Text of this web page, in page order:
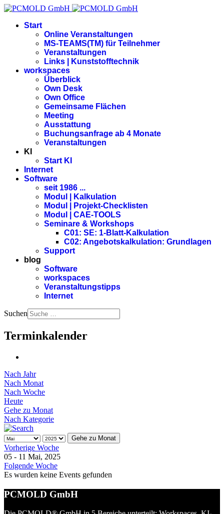
Start
Online Veranstaltungen
MS-TEAMS(TM) für Teilnehmer
Veranstaltungen
Links | Kunststofftechnik
workspaces
Überblick
Own Desk
Own Office
Gemeinsame Flächen
Meeting
Ausstattung
Buchungsanfrage ab 4 Monate
Veranstaltungen
KI
Start KI
Internet
Software
seit 1986 ...
Modul | Kalkulation
Modul | Projekt-Checklisten
Modul | CAE-TOOLS
Seminare & Workshops
C01: SE: 1-Blatt-Kalkulation
C02: Angebotskalkulation: Grundlagen
Support
blog
Software
workspaces
Veranstaltungstipps
Internet
Suchen
Terminkalender
Nach Jahr
Nach Monat
Nach Woche
Heute
Gehe zu Monat
Nach Kategorie
Gehe zu Monat
Vorherige Woche
05 - 11 Mai, 2025
Folgende Woche
Es wurden keine Events gefunden
PCMOLD GmbH